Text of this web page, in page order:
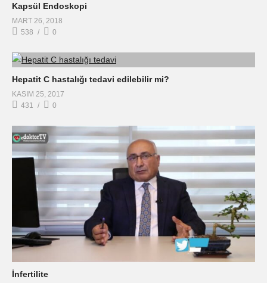
Kapsül Endoskopi
MART 26, 2018
538
0
Hepatit C hastalığı tedavi edilebilir mi?
KASIM 25, 2017
431
0
İnfertilite